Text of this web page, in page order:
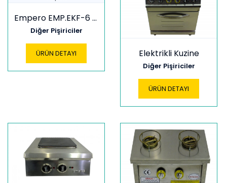
Empero EMP.EKF-6 Konveksiyonel Fırın, 6 Tepsili
Diğer Pişiriciler
ÜRÜN DETAYI Elektrikli Kuzine
Diğer Pişiriciler
ÜRÜN DETAYI